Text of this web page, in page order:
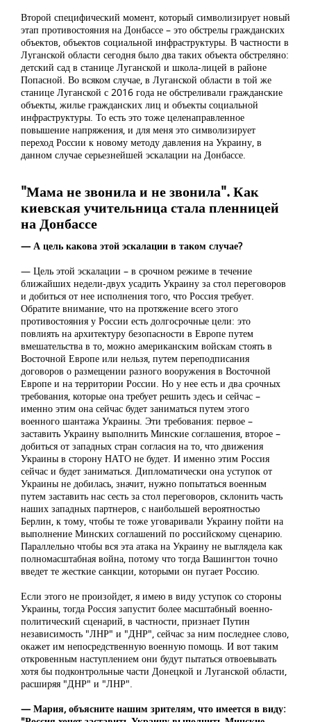
Второй специфический момент, который символизирует новый
этап противостояния на Донбассе – это обстрелы гражданских
объектов, объектов социальной инфраструктуры. В частности в
Луганской области сегодня было два таких объекта обстреляно:
детский сад в станице Луганской и школа-лицей в районе
Попасной. Во всяком случае, в Луганской области в той же
станице Луганской с 2016 года не обстреливали гражданские
объекты, жилье гражданских лиц и объекты социальной
инфраструктуры. То есть это тоже целенаправленное
повышение напряжения, и для меня это символизирует
переход России к новому методу давления на Украину, в
данном случае серьезнейшей эскалации на Донбассе.
"Мама не звонила и не звонила". Как
киевская учительница стала пленницей
на Донбассе
— А цель какова этой эскалации в таком случае?
— Цель этой эскалации – в срочном режиме в течение
ближайших недели-двух усадить Украину за стол переговоров
и добиться от нее исполнения того, что Россия требует.
Обратите внимание, что на протяжение всего этого
противостояния у России есть долгосрочные цели: это
повлиять на архитектуру безопасности в Европе путем
вмешательства в то, можно американским войскам стоять в
Восточной Европе или нельзя, путем переподписания
договоров о размещении разного вооружения в Восточной
Европе и на территории России. Но у нее есть и два срочных
требования, которые она требует решить здесь и сейчас –
именно этим она сейчас будет заниматься путем этого
военного шантажа Украины. Эти требования: первое –
заставить Украину выполнить Минские соглашения, второе –
добиться от западных стран согласия на то, что движения
Украины в сторону НАТО не будет. И именно этим Россия
сейчас и будет заниматься. Дипломатически она уступок от
Украины не добилась, значит, нужно попытаться военным
путем заставить нас сесть за стол переговоров, склонить часть
наших западных партнеров, с наибольшей вероятностью
Берлин, к тому, чтобы те тоже уговаривали Украину пойти на
выполнение Минских соглашений по российскому сценарию.
Параллельно чтобы вся эта атака на Украину не выглядела как
полномасштабная война, потому что тогда Вашингтон точно
введет те жесткие санкции, которыми он пугает Россию.
Если этого не произойдет, я имею в виду уступок со стороны
Украины, тогда Россия запустит более масштабный военно-
политический сценарий, в частности, признает Путин
независимость "ЛНР" и "ДНР", сейчас за ним последнее слово,
окажет им непосредственную военную помощь. И вот таким
откровенным наступлением они будут пытаться отвоевывать
хотя бы подконтрольные части Донецкой и Луганской области,
расширяя "ДНР" и "ЛНР".
— Мария, объясните нашим зрителям, что имеется в виду: